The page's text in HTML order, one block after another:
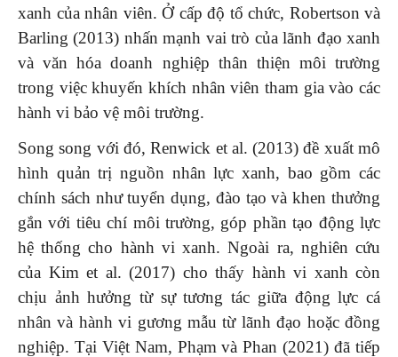
xanh của nhân viên. Ở cấp độ tổ chức, Robertson và
Barling (2013) nhấn mạnh vai trò của lãnh đạo xanh
và văn hóa doanh nghiệp thân thiện môi trường
trong việc khuyến khích nhân viên tham gia vào các
hành vi bảo vệ môi trường.
Song song với đó, Renwick et al. (2013) đề xuất mô
hình quản trị nguồn nhân lực xanh, bao gồm các
chính sách như tuyển dụng, đào tạo và khen thưởng
gắn với tiêu chí môi trường, góp phần tạo động lực
hệ thống cho hành vi xanh. Ngoài ra, nghiên cứu
của Kim et al. (2017) cho thấy hành vi xanh còn
chịu ảnh hưởng từ sự tương tác giữa động lực cá
nhân và hành vi gương mẫu từ lãnh đạo hoặc đồng
nghiệp. Tại Việt Nam, Phạm và Phan (2021) đã tiếp